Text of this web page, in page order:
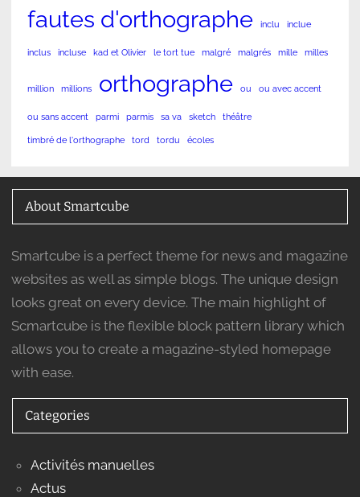
fautes d'orthographe inclu inclue
inclus incluse kad et Olivier le tort tue malgré malgrés mille milles
million millions orthographe ou ou avec accent
ou sans accent parmi parmis sa va sketch théâtre
timbré de l'orthographe tord tordu écoles
About Smartcube
Smartcube is a perfect theme for news and magazine
websites as well as simple blogs. The unique design
looks great on every device. The main highlight of
Scmartcube is the flexible block pattern library which
allows you to create a magazine-styled homepage
with ease.
Categories
Activités manuelles
Actus